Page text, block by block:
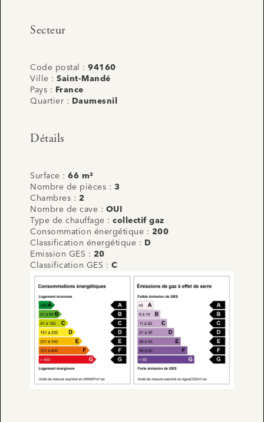
Secteur
Code postal : 94160
Ville : Saint-Mandé
Pays :
France
Quartier :
Daumesnil
Détails
Surface : 66 m²
Nombre de pièces : 3
Chambres : 2
Nombre de cave : OUI
Type de chauffage : collectif gaz
Consommation énergétique : 200
Classification énergétique :
D
Emission GES : 20
Classification GES : C